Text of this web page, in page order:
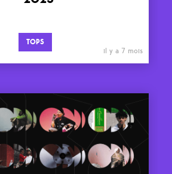
TOPS
il y a 7 mois